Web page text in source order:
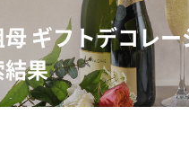
母 ギフトデコレ
果